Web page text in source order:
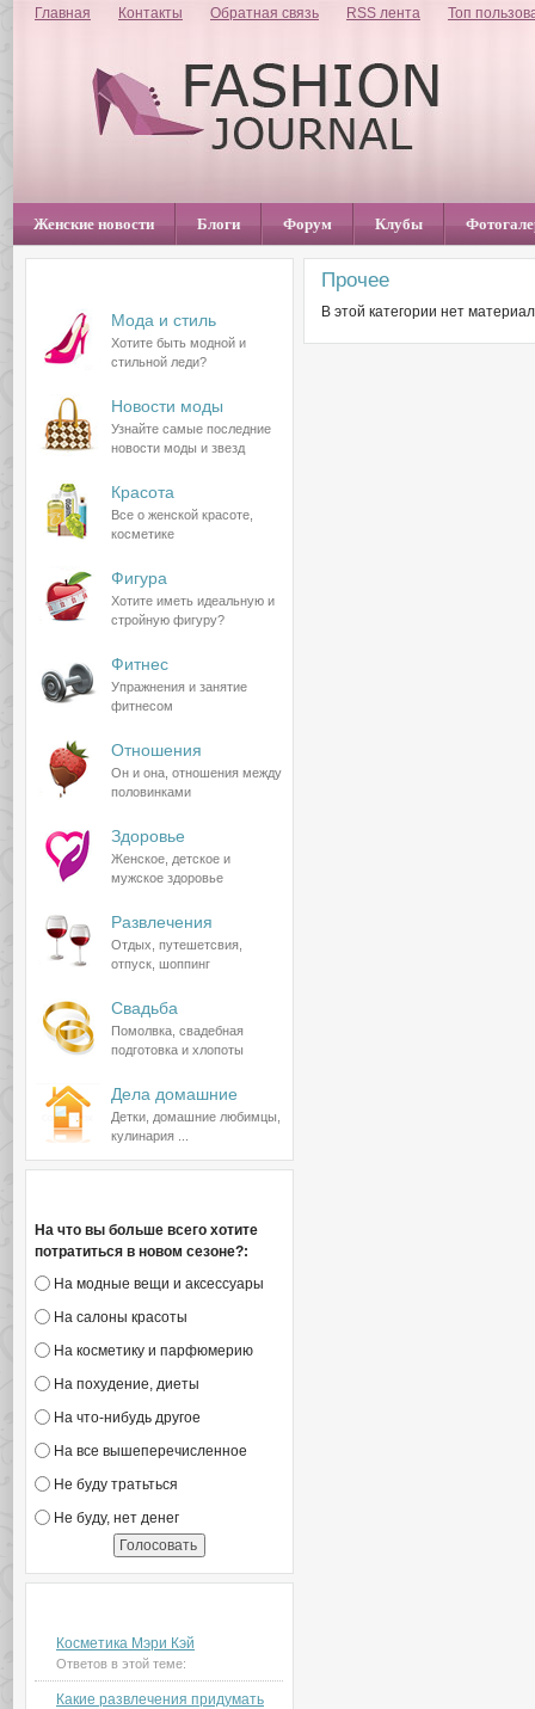
Главная Контакты Обратная связь RSS лента Топ
Женские новости Блоги Форум Клубы
Мода и стиль
Хотите быть модной и
стильной леди?
Новости моды
Узнайте самые последние
новости моды и звезд
Красота
Все о женской красоте,
косметике
Фигура
Хотите иметь идеальную и
стройную фигуру?
Фитнес
Упражнения и занятие
фитнесом
Отношения
Он и она, отношения между
половинками
Здоровье
Женское, детское и
мужское здоровье
Развлечения
Отдых, путешетсвия,
отпуск, шоппинг
Свадьба
Помолвка, свадебная
подготовка и хлопоты
Дела домашние
Детки, домашние любимцы,
кулинария ...
На что вы больше всего хотите
потратиться в новом сезоне?:
На модные вещи и аксессуары
На салоны красоты
На косметику и парфюмерию
На похудение, диеты
На что-нибудь другое
На все вышеперечисленное
Не буду тратьться
Не буду, нет денег
Косметика Мэри Кэй
Ответов в этой теме:
Какие развлечения придумать
Прочее
В этой категории нет